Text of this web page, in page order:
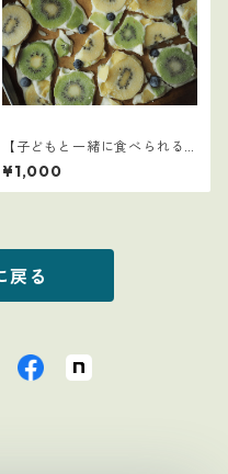
【子どもと一緒に食べられる
ごはん】17
¥1,000
戻る